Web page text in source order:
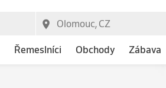
Řemeslníci Obchody Zábava